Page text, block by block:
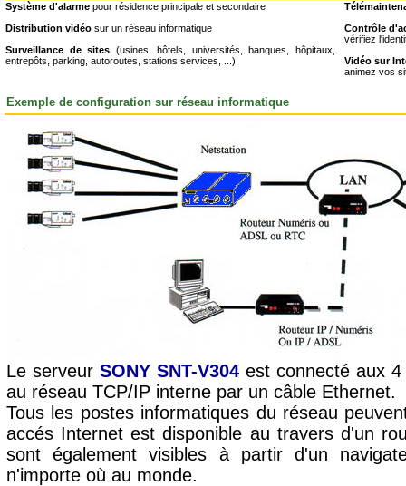
Système d'alarme pour résidence principale et secondaire
Distribution vidéo sur un réseau informatique
Surveillance de sites (usines, hôtels, universités, banques, hôpitaux,
entrepôts, parking, autoroutes, stations services, ...)
Contrôle
vérifiez
Vidéo sur
animez vos
Exemple de configuration sur réseau informatique
Le serveur SONY SNT-V304 est connecté aux
au réseau TCP/IP interne par un câble Ethernet.
Tous les postes informatiques du réseau
accés Internet est disponible au travers d'un
sont également visibles à partir d'un
n'importe où au monde.